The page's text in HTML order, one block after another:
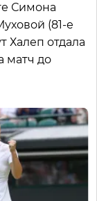
Симона
(81-е
Халеп отдала
матч до